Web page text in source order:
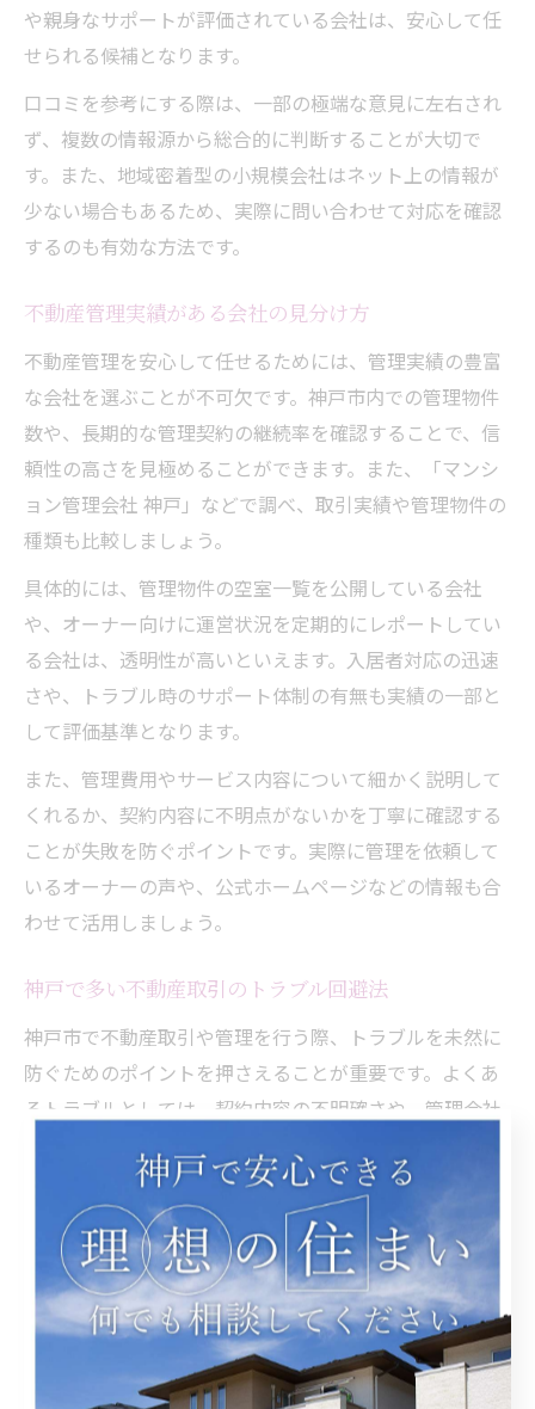
や親身なサポートが評価されている会社は、安心して任
せられる候補となります。
口コミを参考にする際は、一部の極端な意見に左右され
ず、複数の情報源から総合的に判断することが大切で
す。また、地域密着型の小規模会社はネット上の情報が
少ない場合もあるため、実際に問い合わせて対応を確認
するのも有効な方法です。
不動産管理実績がある会社の見分け方
不動産管理を安心して任せるためには、管理実績の豊富
な会社を選ぶことが不可欠です。神戸市内での管理物件
数や、長期的な管理契約の継続率を確認することで、信
頼性の高さを見極めることができます。また、「マンシ
ョン管理会社 神戸」などで調べ、取引実績や管理物件の
種類も比較しましょう。
具体的には、管理物件の空室一覧を公開している会社
や、オーナー向けに運営状況を定期的にレポートしてい
る会社は、透明性が高いといえます。入居者対応の迅速
さや、トラブル時のサポート体制の有無も実績の一部と
して評価基準となります。
また、管理費用やサービス内容について細かく説明して
くれるか、契約内容に不明点がないかを丁寧に確認する
ことが失敗を防ぐポイントです。実際に管理を依頼して
いるオーナーの声や、公式ホームページなどの情報も合
わせて活用しましょう。
神戸で多い不動産取引のトラブル回避法
神戸市で不動産取引や管理を行う際、トラブルを未然に
防ぐためのポイントを押さえることが重要です。よくあ
るトラブルとしては、契約内容の不明確さや、管理会社
す。これらのリスクは、事前に細かく確認し、書面で明
確にしておくことで大幅に軽減できます。
たとえば、管理会社に依頼する場合は「不動産管理会社
に依頼するといくらくらい費用がかかる？」といった費
用面の詳細を明示してもらい、追加費用や契約解除時の
条件も必ず確認しましょう。また、契約後の管理体制や